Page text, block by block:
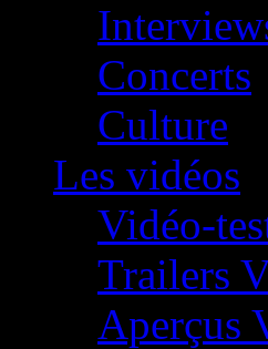
Concerts
Culture
Les vidéos
Vidéo-
Trailers
Aperçus